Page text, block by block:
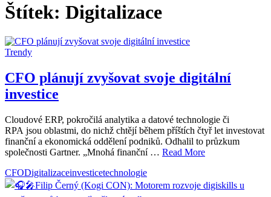
Štítek: Digitalizace
Trendy
CFO plánují zvyšovat svoje digitální
investice
Cloudové ERP, pokročilá analytika a datové technologie či
RPA jsou oblastmi, do nichž chtějí během příštích čtyř let investovat
finanční a ekonomická oddělení podniků. Odhalil to průzkum
společnosti Gartner. „Mnohá finanční … Read More
CFODigitalizaceinvesticetechnologie